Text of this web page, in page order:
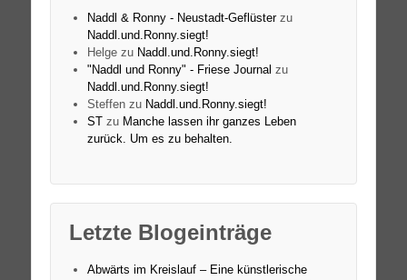
Naddl & Ronny - Neustadt-Geflüsterzu
Naddl.und.Ronny.siegt!
Helgezu Naddl.und.Ronny.siegt!
"Naddl und Ronny" - Friese Journal zu
Naddl.und.Ronny.siegt!
Steffenzu Naddl.und.Ronny.siegt!
STzu Manche lassen ihr ganzes Leben
zurück. Um es zu behalten.
Letzte Blogeinträge
Abwärts im Kreislauf – Eine künstlerische